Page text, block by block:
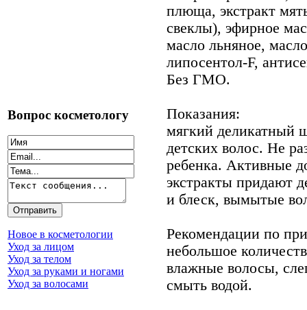
Вопрос косметологу
Новое в косметологии
Уход за лицом
Уход за телом
Уход за руками и ногами
Уход за волосами
плюща, экстракт
свеклы), эфирное
масло льняное,
липосентол-F,
Без ГМО.
Показания:
мягкий деликатный
детских волос. Не
ребенка. Активные
экстракты придают
и блеск, вымытые
Рекомендации по
небольшое
влажные волосы,
смыть водой.